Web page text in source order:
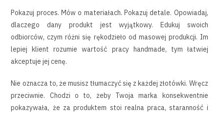
Pokazuj proces. Mów o materiałach. Pokazuj detale. Opowiadaj,
dlaczego dany produkt jest wyjątkowy. Edukuj swoich
odbiorców, czym różni się rękodzieło od masowej produkcji. Im
lepiej klient rozumie wartość pracy handmade, tym łatwiej
akceptuje jej cenę.
Nie oznacza to, że musisz tłumaczyć się z każdej złotówki. Wręcz
przeciwnie. Chodzi o to, żeby Twoja marka konsekwentnie
pokazywała, że za produktem stoi realna praca, staranność i